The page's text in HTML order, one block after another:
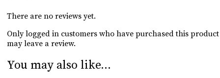
There are no reviews yet.
Only logged in customers who have purchased this product
may leave a review.
You may also like…